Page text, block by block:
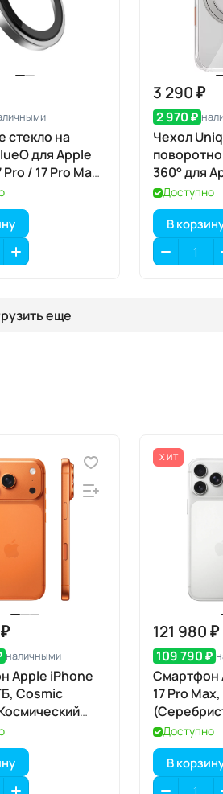
стекло на
для Apple
/ 17 Pro Max,
3 шт., Grey
аппликатором
3 290 ₽
2 970 ₽
Чехол
360° для
Pro, Lucent
Доступно
В
еще
наличными
Apple iPhone
Cosmic
Dual eSIM
ХИТ
121 980 ₽
109 790 ₽
Смартфон
17 Pro
Доступно
В